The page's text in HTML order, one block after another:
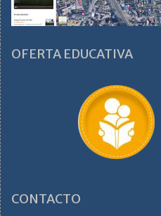
OFERTA EDUCATIVA
CONTACTO